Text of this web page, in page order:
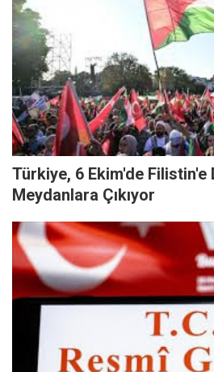
Türkiye, 6 Ekim'de Filistin'e
Meydanlara Çıkıyor